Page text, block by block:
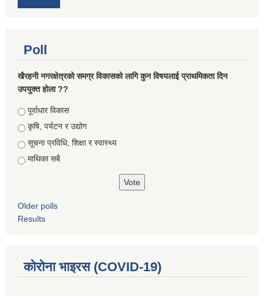
Poll
खैरहनी नगरक्षेत्रको समग्र विकासको लागि कुन विषयलाई प्राथमिकता दिन
उपयुक्त होला ??
Choices
पूर्वाधार विकास
कृषि, पर्यटन र उद्योग
सूचना प्रविधि, शिक्षा र स्वास्थ्य
माथिका सबै
Older polls
Results
कोरोना भाइरस (COVID-19)